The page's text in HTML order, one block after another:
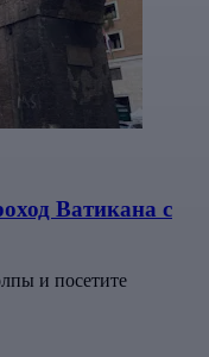
Ватикана с
и посетите